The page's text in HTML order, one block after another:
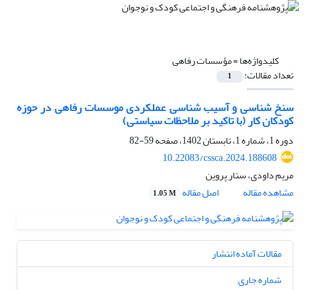
کلیدواژه‌ها =مؤسسات رفاهی
تعداد مقالات: 1
سنخ شناسی و آسیب شناسی عملکردی موسسات رفاهی در حوزه
کودکان کار (با تاکید بر ملاحظات سیاستی)
دوره 1، شماره 1، تابستان 1402، صفحه
59-82
10.22083/cssca.2024.188608
مریم داودی، ستار پروین
مشاهده مقاله
اصل مقاله 1.05 M
مقالات آماده انتشار
شماره جاری